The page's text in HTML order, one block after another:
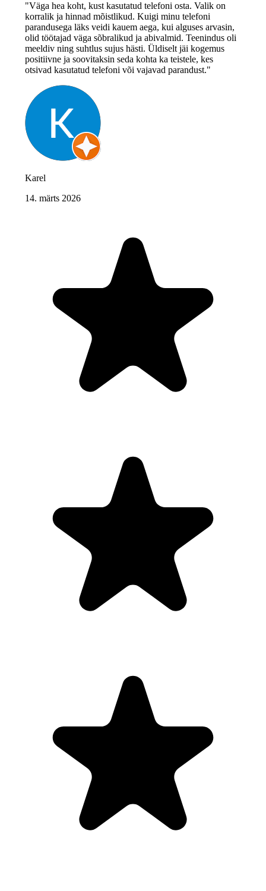
"Väga hea koht, kust kasutatud telefoni osta. Valik on
korralik ja hinnad mõistlikud. Kuigi minu telefoni
parandusega läks veidi kauem aega, kui alguses arvasin,
olid töötajad väga sõbralikud ja abivalmid. Teenindus oli
meeldiv ning suhtlus sujus hästi. Üldiselt jäi kogemus
positiivne ja soovitaksin seda kohta ka teistele, kes
otsivad kasutatud telefoni või vajavad parandust."
Karel
14. märts 2026